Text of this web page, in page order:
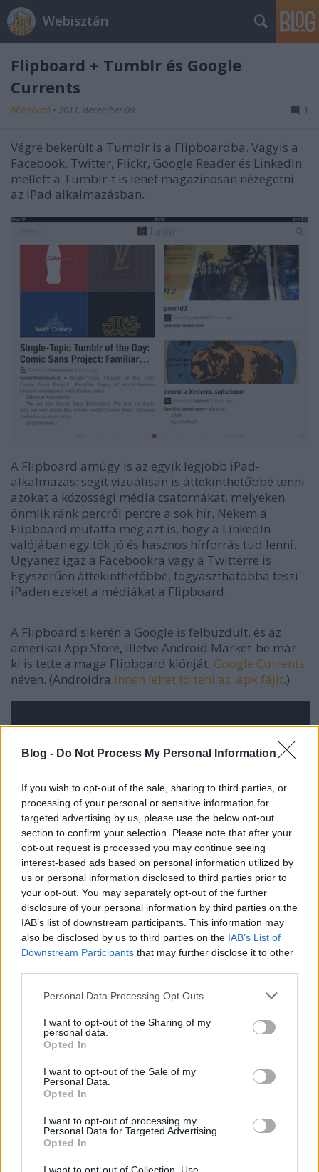
Blog - Do Not Process My Personal Information
If you wish to opt-out of the sale, sharing to third parties, or
processing of your personal or sensitive information for
targeted advertising by us, please use the below opt-out
section to confirm your selection. Please note that after your
opt-out request is processed you may continue seeing
interest-based ads based on personal information utilized by
us or personal information disclosed to third parties prior to
your opt-out. You may separately opt-out of the further
disclosure of your personal information by third parties on the
IAB’s list of downstream participants. This information may
also be disclosed by us to third parties on the IAB’s List of
Downstream Participants that may further disclose it to other
Please note that this website/app uses one or more Google
not limited to your visit or usage behaviour. You may click to
grant or deny consent to Google and its third-party tags to
use your data for below specified purposes in below Google
consent section.
Personal Data Processing Opt Outs
I want to opt-out of the Sharing of my
personal data.
Opted In
I want to opt-out of the Sale of my
Personal Data.
Opted In
I want to opt-out of processing my
Personal Data for Targeted Advertising.
Opted In
Webisztán
Flipboard + Tumblr és Google
Currents
hírbehozó • 2011. december 09. 1
Végre bekerült a Tumblr is a Flipboardba. Vagyis a
Facebook, Twitter, Flickr, Google Reader és LinkedIn
mellett a Tumblr-t is lehet magazinosan nézegetni
az iPad alkalmazásban.
A Flipboard amúgy is az egyik legjobb iPad-
alkalmazás: segít vizuálisan is áttekinthetőbbé tenni
azokat a közösségi média csatornákat, melyeken
önmlik ránk percről percre a sok hír. Nekem a
Flipboard mutatta meg azt is, hogy a LinkedIn
valójában egy tök jó és hasznos hírforrás tud lenni.
Ugyanez igaz a Facebookra vagy a Twitterre is.
Egyszerűen áttekinthetőbbé, fogyaszthatóbbá teszi
iPaden ezeket a médiákat a Flipboard.
A Flipboard sikerén a Google is felbuzdult, és az
amerikai App Store, illetve Android Market-be már
ki is tette a maga Flipboard klónját, Google Currents
néven. (Androidra innen lehet tölteni az .apk fájlt.)
A Flipboard, és hát a Google Currents is jó példa
arra, hogy a táblagépek megjelenésével hogyan
kapnak új lendületet a feedolvasás és a feedolvasók.
Nem sok értelme van minden egyes
médiatartalomnak külön iPad-alkalmazást gyártani.
És felhasználói oldalon is jobb és kényelmesebb
megoldás egy jó feedolvasót használni, mintsem 50
különféle médiaalkalmazást installálni a
készülékünkre.
Címkék:linkedin tumblr flipboard google currenst
tumblr api
ipad hírolvasó